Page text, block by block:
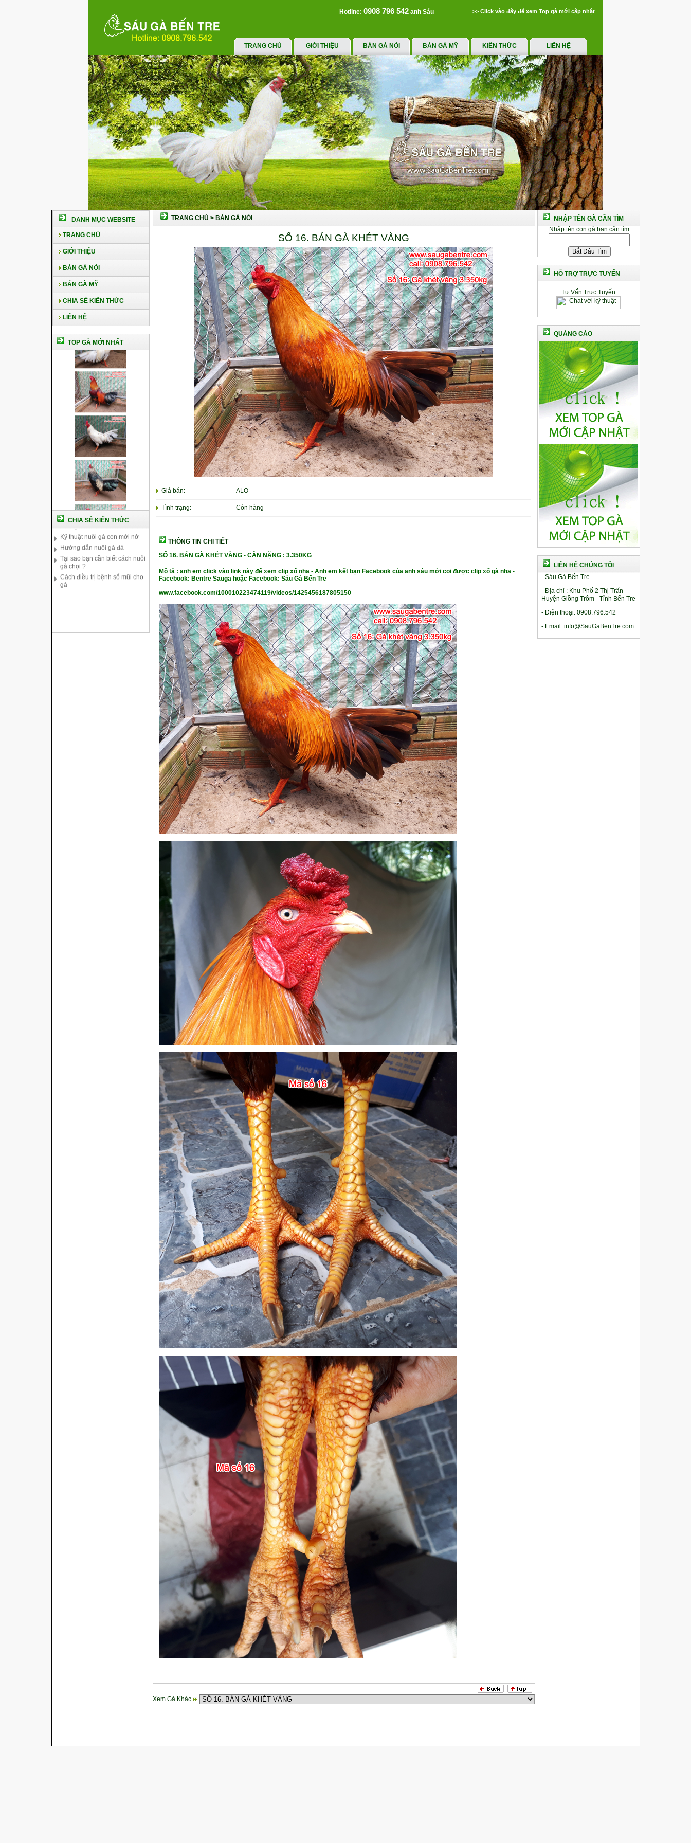
Hotline: 0908 796 542 anh Sáu >> Click vào đây để xem Top gà mới cập nhật
TRANG CHỦ GIỚI THIỆU BÁN GÀ NÒI BÁN GÀ MỸ KIẾN THỨC LIÊN HỆ
DANH MỤC WEBSITE
TRANG CHỦ
GIỚI THIỆU
BÁN GÀ NÒI
BÁN GÀ MỸ
CHIA SẺ KIẾN THỨC
LIÊN HỆ
TOP GÀ MỚI NHẤT
CHIA SẺ KIẾN THỨC
Cách nuôi gà chế độ đá c1
Cách nuôi gà đông tảo thuần
chủng
Kỹ thuật nuôi gà con mới nở
Hướng dẫn nuôi gà đá
Tại sao bạn cần biết cách nuôi
gà chọi ?
Cách điều trị bệnh sổ mũi cho
gà
TRANG CHỦ > BÁN GÀ NÒI
SỐ 16. BÁN GÀ KHÉT VÀNG
Giá bán: ALO
Tình trạng: Còn hàng
THÔNG TIN CHI TIẾT
SỐ 16. BÁN GÀ KHÉT VÀNG - CÂN NẶNG : 3.350KG
Mô tả : anh em click vào link này để xem clip xổ nha - Anh em kết bạn Facebook của anh sáu mới coi được clip xổ gà nha -
Facebook: Bentre Sauga hoặc Facebook: Sáu Gà Bến Tre
www.facebook.com/100010223474119/videos/1425456187805150
Xem Gà Khác
NHẬP TÊN GÀ CẦN TÌM
Nhập tên con gà bạn cần tìm
HỖ TRỢ TRỰC TUYẾN
Tư Vấn Trực Tuyến
QUẢNG CÁO
LIÊN HỆ CHÚNG TÔI
- Sáu Gà Bến Tre
- Địa chỉ : Khu Phố 2 Thị Trấn
Huyện Giồng Trôm - Tỉnh Bến Tre
- Điện thoại: 0908.796.542
- Email: info@SauGaBenTre.com